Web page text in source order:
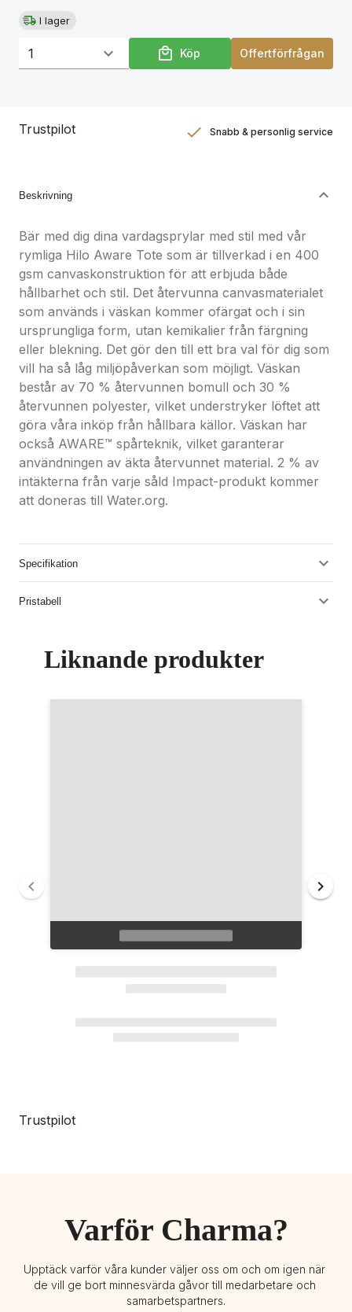
I lager
Köp Offertförfrågan
Trustpilot Snabb & personlig service
Beskrivning
Bär med dig dina vardagsprylar med stil med vår
rymliga Hilo Aware Tote som är tillverkad i en 400
gsm canvaskonstruktion för att erbjuda både
hållbarhet och stil. Det återvunna canvasmaterialet
som används i väskan kommer ofärgat och i sin
ursprungliga form, utan kemikalier från färgning
eller blekning. Det gör den till ett bra val för dig som
vill ha så låg miljöpåverkan som möjligt. Väskan
består av 70 % återvunnen bomull och 30 %
återvunnen polyester, vilket understryker löftet att
göra våra inköp från hållbara källor. Väskan har
också AWARE™ spårteknik, vilket garanterar
användningen av äkta återvunnet material. 2 % av
intäkterna från varje såld Impact-produkt kommer
att doneras till Water.org.
Specifikation
Pristabell
Liknande produkter
Trustpilot
Varför Charma?
Upptäck varför våra kunder väljer oss om och om igen när
de vill ge bort minnesvärda gåvor till medarbetare och
samarbetspartners.